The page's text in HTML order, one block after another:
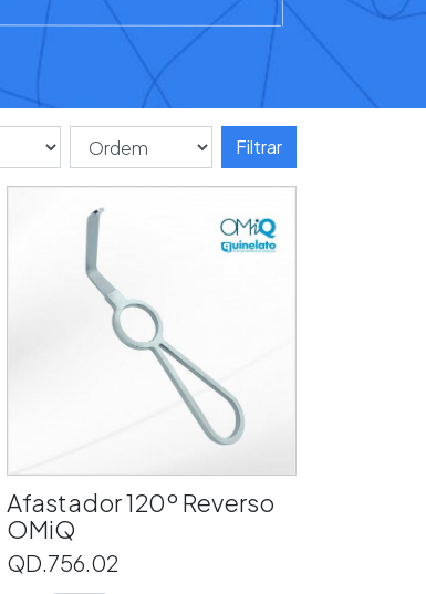
Filtrar
Afastador 120º Reverso
OMiQ
QD.756.02